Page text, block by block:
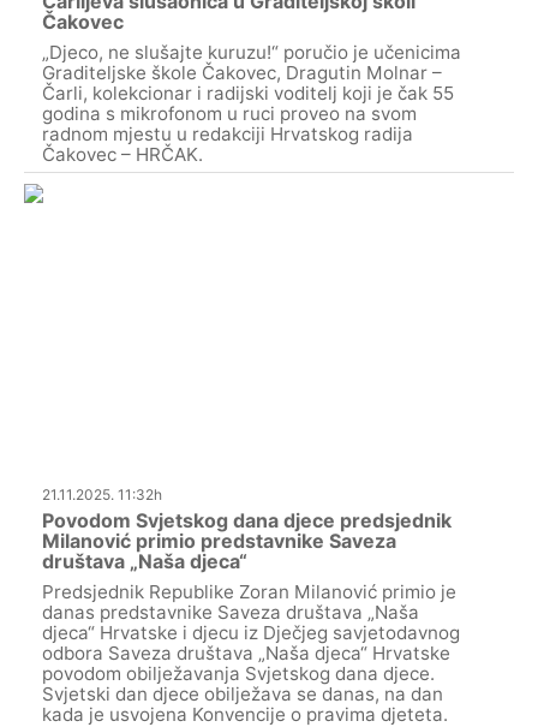
Čakovec
„Djeco, ne slušajte kuruzu!“ poručio je učenicima
Graditeljske škole Čakovec, Dragutin Molnar –
Čarli, kolekcionar i radijski voditelj koji je čak 55
godina s mikrofonom u ruci proveo na svom
radnom mjestu u redakciji Hrvatskog radija
Čakovec – HRČAK.
21.11.2025. 11:32h
Povodom Svjetskog dana djece predsjednik
Milanović primio predstavnike Saveza
društava „Naša djeca“
Predsjednik Republike Zoran Milanović primio je
danas predstavnike Saveza društava „Naša
djeca“ Hrvatske i djecu iz Dječjeg savjetodavnog
odbora Saveza društava „Naša djeca“ Hrvatske
povodom obilježavanja Svjetskog dana djece.
Svjetski dan djece obilježava se danas, na dan
kada je usvojena Konvencije o pravima djeteta.